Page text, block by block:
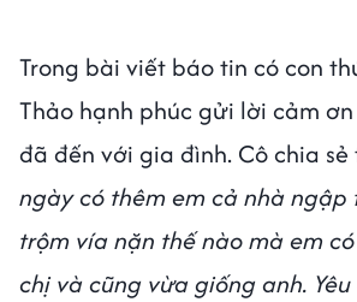
Trong bài viết báo tin có con
Thảo hạnh phúc gửi lời cảm
đã đến với gia đình. Cô chia sẻ
ngày có thêm em cả nhà ngập
trộm vía nặn thế nào mà em
chị và cũng vừa giống anh.